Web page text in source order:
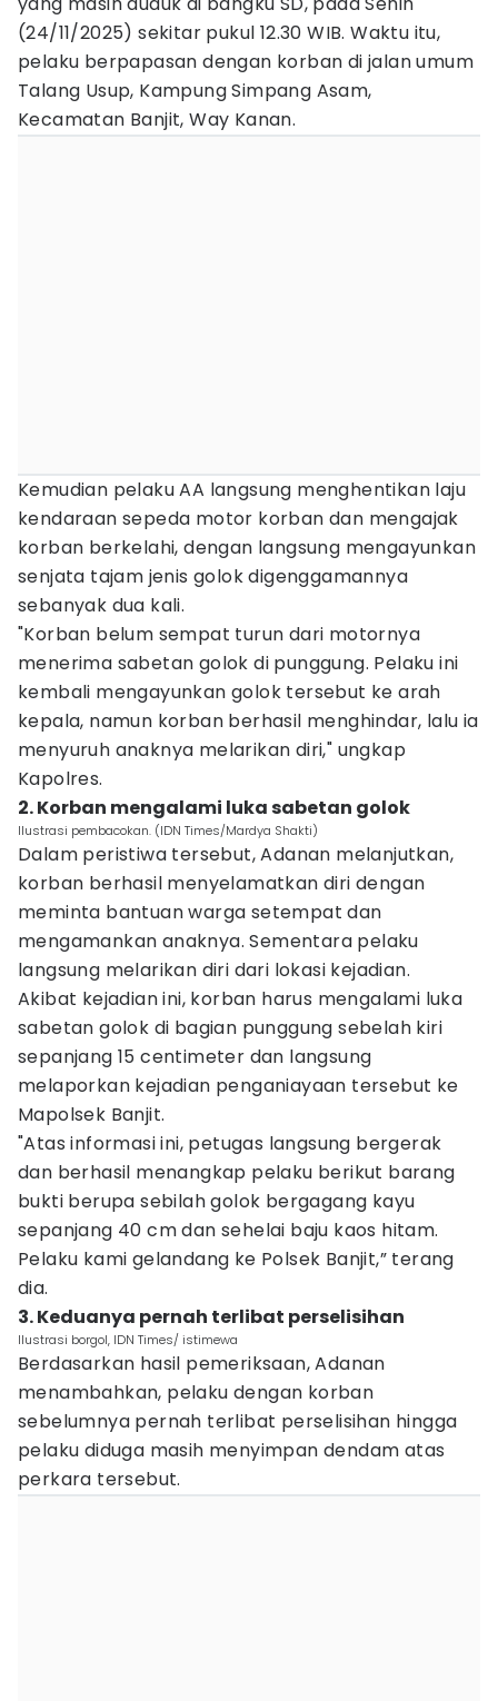
(24/11/2025) sekitar pukul 12.30 WIB. Waktu itu,
pelaku berpapasan dengan korban di jalan umum
Talang Usup, Kampung Simpang Asam,
Kecamatan Banjit, Way Kanan.
Kemudian pelaku AA langsung menghentikan laju
kendaraan sepeda motor korban dan mengajak
korban berkelahi, dengan langsung mengayunkan
senjata tajam jenis golok digenggamannya
sebanyak dua kali.
"Korban belum sempat turun dari motornya
menerima sabetan golok di punggung. Pelaku ini
kembali mengayunkan golok tersebut ke arah
kepala, namun korban berhasil menghindar, lalu ia
menyuruh anaknya melarikan diri," ungkap
Kapolres.
2. Korban mengalami luka sabetan golok
Ilustrasi pembacokan. (IDN Times/Mardya Shakti)
Dalam peristiwa tersebut, Adanan melanjutkan,
korban berhasil menyelamatkan diri dengan
meminta bantuan warga setempat dan
mengamankan anaknya. Sementara pelaku
langsung melarikan diri dari lokasi kejadian.
Akibat kejadian ini, korban harus mengalami luka
sabetan golok di bagian punggung sebelah kiri
sepanjang 15 centimeter dan langsung
melaporkan kejadian penganiayaan tersebut ke
Mapolsek Banjit.
"Atas informasi ini, petugas langsung bergerak
dan berhasil menangkap pelaku berikut barang
bukti berupa sebilah golok bergagang kayu
sepanjang 40 cm dan sehelai baju kaos hitam.
Pelaku kami gelandang ke Polsek Banjit,” terang
dia.
3. Keduanya pernah terlibat perselisihan
Ilustrasi borgol, IDN Times/ istimewa
Berdasarkan hasil pemeriksaan, Adanan
menambahkan, pelaku dengan korban
sebelumnya pernah terlibat perselisihan hingga
pelaku diduga masih menyimpan dendam atas
perkara tersebut.